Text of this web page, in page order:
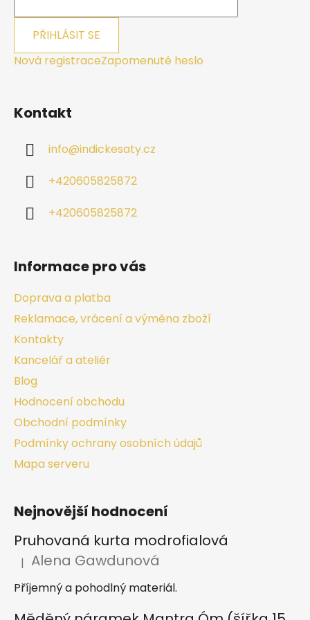
PŘIHLÁSIT SE
Nová registraceZapomenuté heslo
Kontakt
info@indickesaty.cz
+420605825872
+420605825872
Informace pro vás
Doprava a platba
Reklamace, vrácení a výměna zboží
Kontakty
Kancelář a ateliér
Blog
Hodnocení obchodu
Obchodní podmínky
Podmínky ochrany osobních údajů
Mapa serveru
Nejnovější hodnocení
Pruhovaná kurta modrofialová
Hodnocení produktu je 5 z 5 hvězdiček.
| Alena Gawdunová
Příjemný a pohodlný materiál.